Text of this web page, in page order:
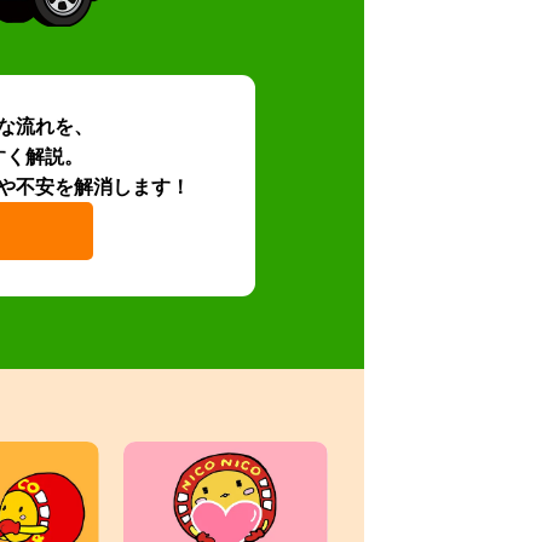
流れを、
解説。
不安を解消します！